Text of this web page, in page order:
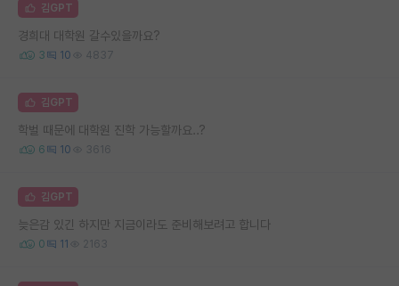
김GPT
경희대 대학원 갈수있을까요?
3 10 4837
김GPT
학벌 때문에 대학원 진학 가능할까요..?
6 10 3616
김GPT
늦은감 있긴 하지만 지금이라도 준비해보려고 합니다
0 11 2163